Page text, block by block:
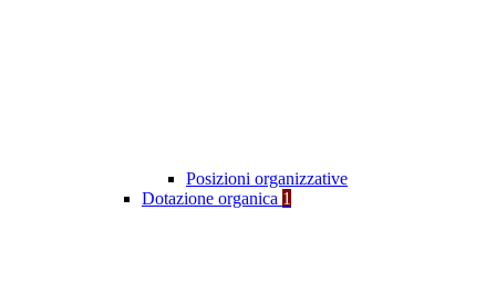
Posizioni organizzative
Dotazione organica 1